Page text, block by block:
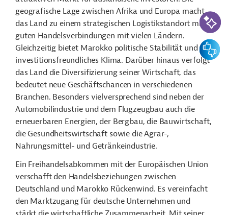
geografische Lage zwischen Afrika und Europa macht
das Land zu einem strategischen Logistikstandort mit
guten Handelsverbindungen mit vielen Ländern.
Gleichzeitig bietet Marokko politische Stabilität und ein
investitionsfreundliches Klima. Darüber hinaus verfolgt
das Land die Diversifizierung seiner Wirtschaft, das
bedeutet neue Geschäftschancen in verschiedenen
Branchen. Besonders vielversprechend sind neben der
Automobilindustrie und dem Flugzeugbau auch die
erneuerbaren Energien, der Bergbau, die Bauwirtschaft,
die Gesundheitswirtschaft sowie die Agrar-,
Nahrungsmittel- und Getränkeindustrie.
Ein Freihandelsabkommen mit der Europäischen Union
verschafft den Handelsbeziehungen zwischen
Deutschland und Marokko Rückenwind. Es vereinfacht
den Marktzugang für deutsche Unternehmen und
KI-